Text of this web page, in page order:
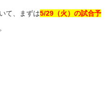
て、まずは5/29（火）の試合予